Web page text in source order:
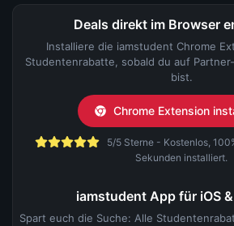
Deals direkt im Browser
Installiere die iamstudent Chrome
Studentenrabatte, sobald du auf
bist.
Chrome Extension
5/5 Sterne - Kostenlos,
Sekunden installiert.
iamstudent App für iOS
Spart euch die Suche: Alle